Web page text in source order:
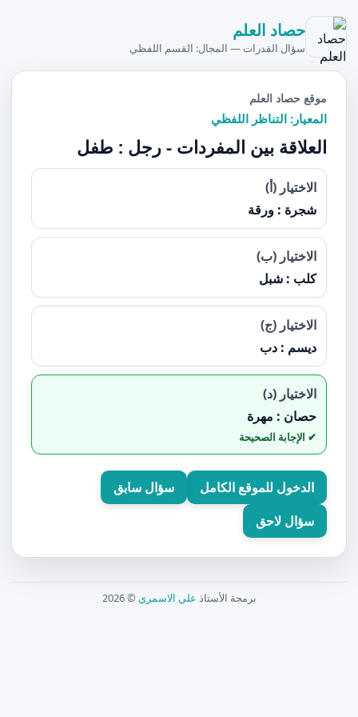
حصاد العلم
سؤال القدرات — المجال: القسم اللفظي
موقع حصاد العلم
المعيار: التناظر اللفظي
العلاقة بين المفردات - رجل : طفل
الاختيار (أ)
شجرة : ورقة
الاختيار (ب)
كلب : شبل
الاختيار (ج)
ديسم : دب
الاختيار (د)
حصان : مهرة
الدخول للموقع الكامل
سؤال سابق
سؤال لاحق
برمجة الأستاذ علي الاسمري © 2026